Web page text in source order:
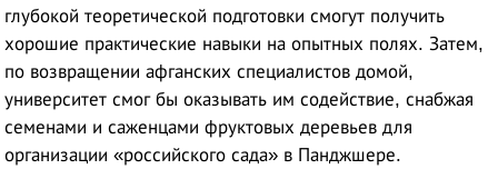
глубокой теоретической подготовки смогут получить
хорошие практические навыки на опытных полях. Затем,
по возвращении афганских специалистов домой,
университет смог бы оказывать им содействие, снабжая
семенами и саженцами фруктовых деревьев для
организации «российского сада» в Панджшере.